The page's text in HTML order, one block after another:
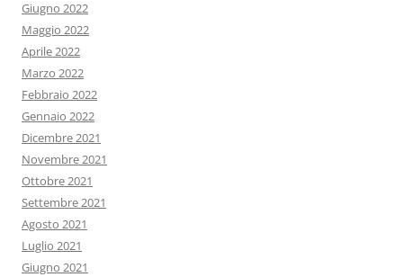
Giugno 2022
Maggio 2022
Aprile 2022
Marzo 2022
Febbraio 2022
Gennaio 2022
Dicembre 2021
Novembre 2021
Ottobre 2021
Settembre 2021
Agosto 2021
Luglio 2021
Giugno 2021